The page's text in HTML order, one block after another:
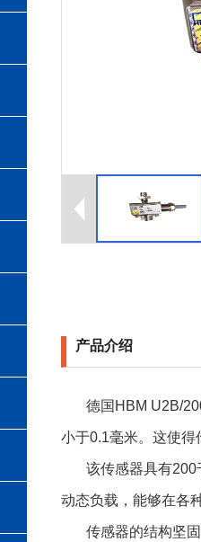
产品介绍
德国HBM U2B/
小于0.1毫米。这使得
该传感器具有
动态负载，能够在各
传感器的结构坚